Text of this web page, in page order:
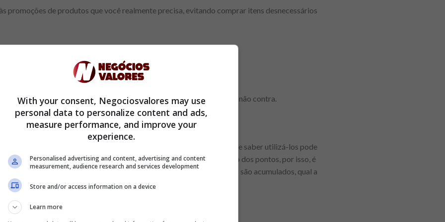
promoções de produtos que você realmente precisa, evitando comprar itens desnecessários
sobre um cartão de crédito com vantagens em compras
benefícios: veja as vantagens para o dia a dia
pilares para quem deseja utilizar o cartão de crédito a seu favor, e não contra.
muitos cartões de supermercados oferecem programas de pontos, e saber utilizá-los pode
supermercado tem suas regras e condições para o acúmulo e utilização dos pontos, por isso, é
de fidelidade associado ao seu cartão. Entenda como os pontos são acumulados, qual a
pode utilizá-los para maximizar os benefícios.
With your consent, Negociosvalores may use
personal data to personalize content and ads,
measure performance, and improve your
experience.
Personalised advertising and content, advertising and content
measurement, audience research and services development
Store and/or access information on a device
Learn more